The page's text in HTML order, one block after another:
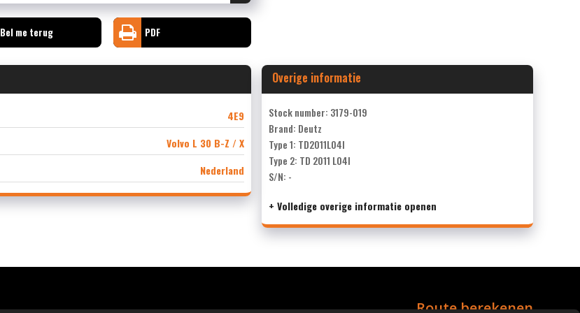
Bel me terug PDF
4E9
Volvo L 30 B-Z / X
Nederland
Overige informatie
Stock number: 3179-019
Brand: Deutz
Type 1: TD2011L04I
Type 2: TD 2011 L04I
S/N: -
+ Volledige overige informatie openen
Route berekenen